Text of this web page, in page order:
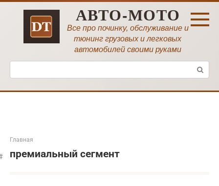
Перейти
АВТО-МОТО
Все про починку, обслуживание и
тюнинг грузовых и легковых
автомобилей своими руками
Поиск:
Главная
премиальный сегмент